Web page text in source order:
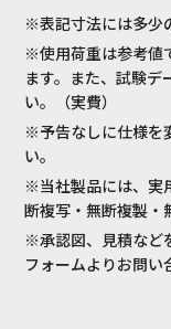
※表記寸法には多少
※使用荷重は参考値
ます。また、試験デ
い。（実費）
※予告なしに仕様を
い。
※当社製品には、実
断複写・無断複製・
※承認図、見積など
フォームよりお問い